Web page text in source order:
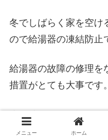
冬でしばらく家を空け
ので給湯器の凍結防止
給湯器の故障の修理を
措置がとても大事です。
少し時間的に余裕が
で下調べするのもおす
メニュー ホーム